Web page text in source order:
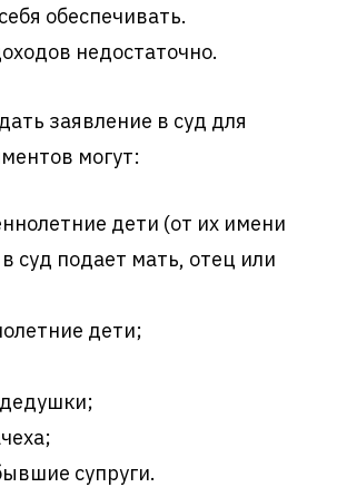
обеспечивать.
недостаточно.
заявление в суд для
могут:
дети (от их имени
суд подает мать, отец или
дети;
супруги.